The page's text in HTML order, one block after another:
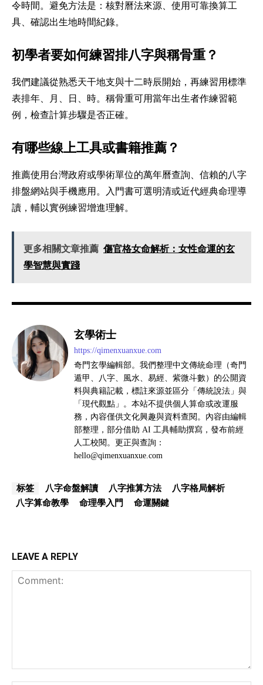
令時間。避免方法是：核對曆法來源、使用可靠換算工
具、確認出生地時間紀錄。
初學者要如何練習排八字與稱骨重？
我們建議從熟悉天干地支與十二時辰開始，再練習用標準
表排年、月、日、時。稱骨重可用當年出生者作練習範
例，檢查計算步驟是否正確。
有哪些線上工具或書籍推薦？
推薦使用台灣政府或學術單位的萬年曆查詢、信賴的八字
排盤網站與手機應用。入門書可選明清或近代經典命理導
讀，輔以實例練習增進理解。
更多相關文章推薦 傷官格女命解析：女性命運的玄
學智慧與實踐
玄學術士
https://qimenxuanxue.com
奇門玄學編輯部。我們整理中文傳統命理（奇門
遁甲、八字、風水、易經、紫微斗數）的公開資
料與典籍記載，標註來源並區分「傳統說法」與
「現代觀點」。本站不提供個人算命或改運服
務，內容僅供文化興趣與資料查閱。內容由編輯
部整理，部分借助 AI 工具輔助撰寫，發布前經
人工校閱。更正與查詢：
hello@qimenxuanxue.com
标签 八字命盤解讀 八字推算方法
八字格局解析
八字算命教學
命理學入門 命運關鍵
LEAVE A REPLY